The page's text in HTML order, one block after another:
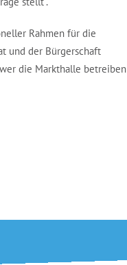
Rahmen für die
und der Bürgerschaft
die Markthalle betreiben